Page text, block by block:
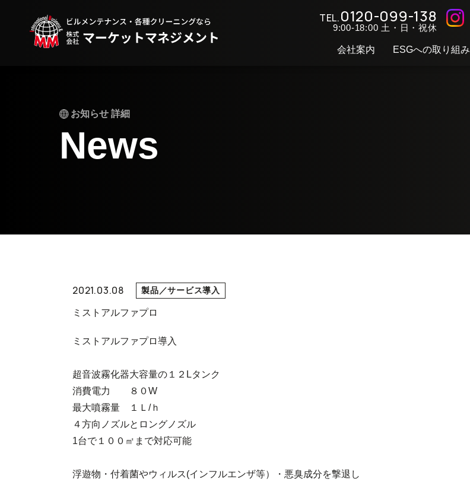
TEL.0120-099-138
9:00-18:00 土・日・祝休
会社案内 ESGへの取り組み
お知らせ 詳細
News
2021.03.08 製品／サービス導入
ミストアルファプロ
ミストアルファプロ導入
超音波霧化器大容量の１２Lタンク
消費電力 ８０W
最大噴霧量 １Ｌ/ｈ
４方向ノズルとロングノズル
1台で１００㎡まで対応可能
浮遊物・付着菌やウィルス(インフルエンザ等）・悪臭成分を撃退し